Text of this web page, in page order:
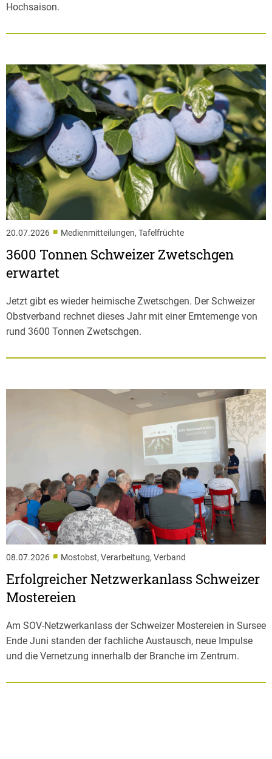
Hochsaison.
20.07.2026 ■ Medienmitteilungen, Tafelfrüchte
3600 Tonnen Schweizer Zwetschgen
erwartet
Jetzt gibt es wieder heimische Zwetschgen. Der Schweizer
Obstverband rechnet dieses Jahr mit einer Erntemenge von
rund 3600 Tonnen Zwetschgen.
08.07.2026 ■ Mostobst, Verarbeitung, Verband
Erfolgreicher Netzwerkanlass Schweizer
Mostereien
Am SOV-Netzwerkanlass der Schweizer Mostereien in Sursee
Ende Juni standen der fachliche Austausch, neue Impulse
und die Vernetzung innerhalb der Branche im Zentrum.